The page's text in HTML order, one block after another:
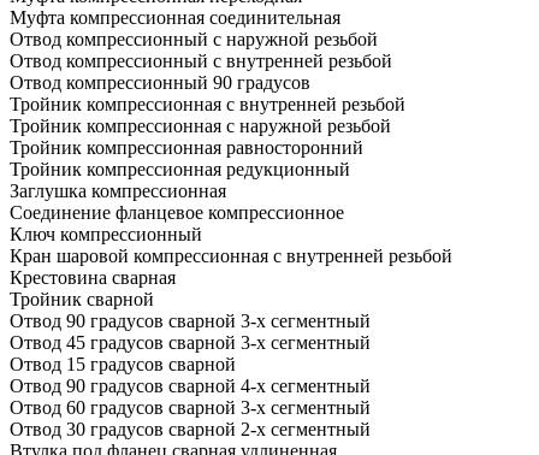
Муфта компрессионная соединительная
Отвод компрессионный с наружной резьбой
Отвод компрессионный с внутренней резьбой
Отвод компрессионный 90 градусов
Тройник компрессионная с внутренней резьбой
Тройник компрессионная с наружной резьбой
Тройник компрессионная равносторонний
Тройник компрессионная редукционный
Заглушка компрессионная
Соединение фланцевое компрессионное
Ключ компрессионный
Кран шаровой компрессионная с внутренней резьбой
Крестовина сварная
Тройник сварной
Отвод 90 градусов сварной 3-х сегментный
Отвод 45 градусов сварной 3-х сегментный
Отвод 15 градусов сварной
Отвод 90 градусов сварной 4-х сегментный
Отвод 60 градусов сварной 3-х сегментный
Отвод 30 градусов сварной 2-х сегментный
Втулка под фланец сварная удлиненная